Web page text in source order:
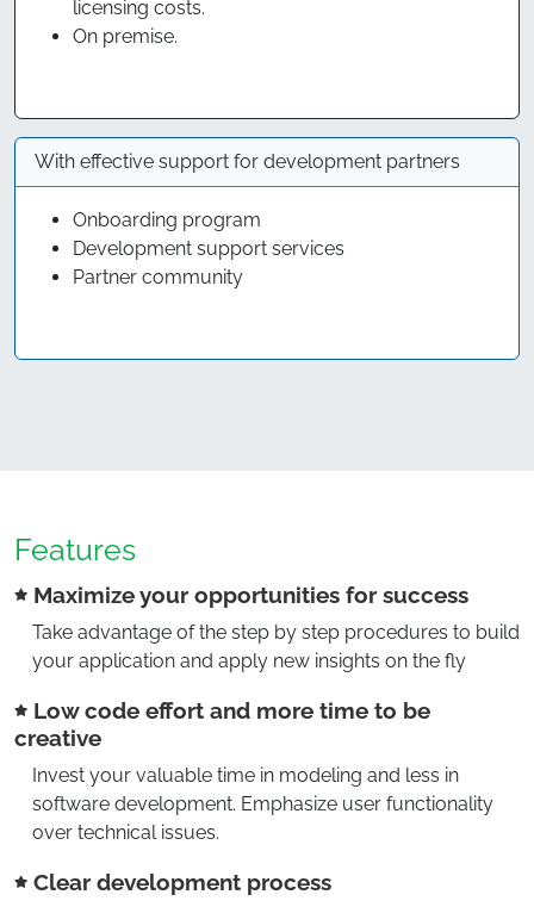
licensing costs.
On premise.
With effective support for development partners
Onboarding program
Development support services
Partner community
Features
Maximize your opportunities for success
Take advantage of the step by step procedures to build
your application and apply new insights on the fly
Low code effort and more time to be
creative
Invest your valuable time in modeling and less in
software development. Emphasize user functionality
over technical issues.
Clear development process